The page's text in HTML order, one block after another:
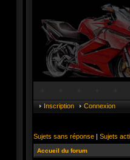
Inscription Connexion
Sujets sans réponse | Sujets
Accueil du forum